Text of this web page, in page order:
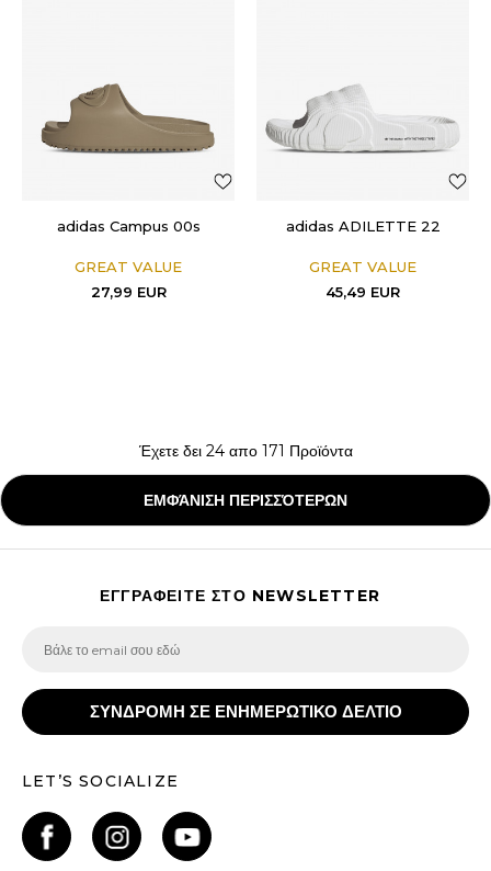
adidas Campus 00s
GREAT VALUE
27,99 EUR
adidas ADILETTE 22
GREAT VALUE
45,49 EUR
Έχετε δει 24απο 171 Προϊόντα
ΕΜΦΆΝΙΣΗ ΠΕΡΙΣΣΌΤΕΡΩΝ
ΕΓΓΡΑΦΕΙΤΕ ΣΤΟ NEWSLETTER
ΣΥΝΔΡΟΜΗ ΣΕ ΕΝΗΜΕΡΩΤΙΚΟ ΔΕΛΤΙΟ
LET’S SOCIALIZE